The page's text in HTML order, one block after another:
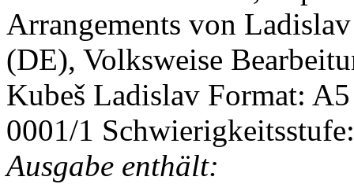
Arrangements von
(DE), Volksweise
Kubeš Ladislav Format:
0001/1
Ausgabe enthält: